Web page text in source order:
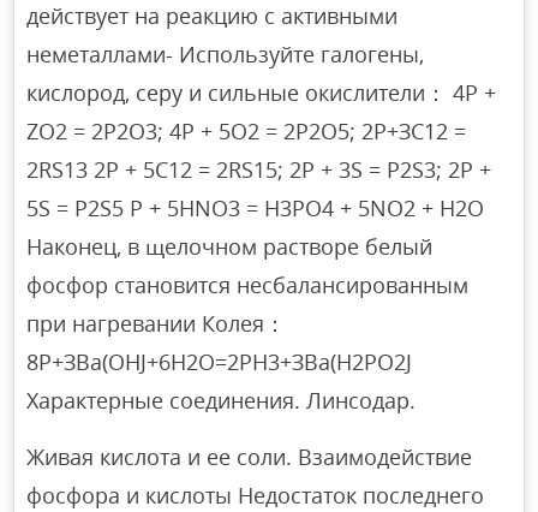
действует на реакцию с активными
неметаллами- Используйте галогены,
кислород, серу и сильные окислители： 4P +
ZO2 = 2P2O3; 4P + 5O2 = 2P2O5; 2Р+ЗС12 =
2RS13 2P + 5C12 = 2RS15; 2P + 3S = P2S3; 2P +
5S = P2S5 P + 5HNO3 = H3PO4 + 5NO2 + H2O
Наконец, в щелочном растворе белый
фосфор становится несбалансированным
при нагревании Колея：
8Р+ЗВа(OHJ+6Н2О=2РН3+ЗВа(H2PO2J
Характерные соединения. Линсодар.
Живая кислота и ее соли. Взаимодействие
фосфора и кислоты Недостаток последнего